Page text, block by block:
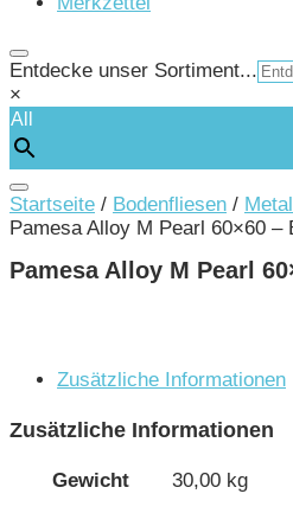
Entdecke unser Sortiment...
×
All
Startseite / Bodenfliesen /
Pamesa Alloy M Pearl 60×60 –
Pamesa Alloy M Pearl
Zusätzliche Informationen
Zusätzliche Informationen
Gewicht 30,00 kg